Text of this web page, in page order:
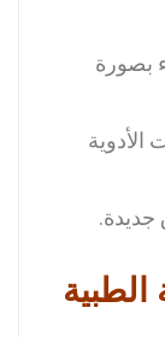
بصورة
الأدوية
جديدة.
الطبية